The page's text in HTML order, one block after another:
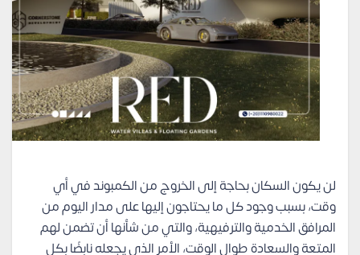
لن يكون السكان بحاجة إلى الخروج من الكمبوند في أي
وقت، بسبب وجود كل ما يحتاجون إليها على مدار اليوم من
المرافق الخدمية والترفيهية، والتي من شأنها أن تضمن لهم
المتعة والسعادة طوال الوقت، الأمر الذي يجعله نابضًا بكل